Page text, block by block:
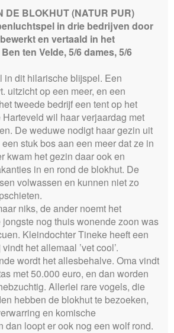
DE BLOKHUT (NATUR PUR)
in drie bedrijven door
en vertaald in het
ten Velde, 5/6 dames, 5/6
in dit hilarische blijspel. Een
uitzicht op een meer, en een
tweede bedrijf een tent op het
wil haar verjaardag met
De weduwe nodigt haar gezin uit
stuk bos aan een meer dat ze in
kwam het gezin daar ook en
in en rond de blokhut. De
volwassen en kunnen niet zo
niks, de ander noemt het
nog thuis wonende zoon was
Kleindochter Tineke heeft een
het allemaal ’vet cool’.
wordt het allesbehalve. Oma vindt
met 50.000 euro, en dan worden
Allerlei rare vogels, die
hebben de blokhut te bezoeken,
en komische
dan loopt er ook nog een wolf rond.